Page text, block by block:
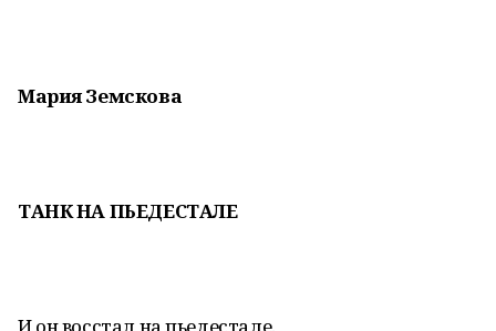
Мария Земскова
ТАНК НА ПЬЕДЕСТАЛЕ